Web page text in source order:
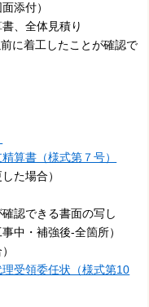
添付）
、全体見積り
に着工したことが確認で
算書（様式第７号）
た場合）
認できる書面の写し
中・補強後-全箇所）
受領委任状（様式第10